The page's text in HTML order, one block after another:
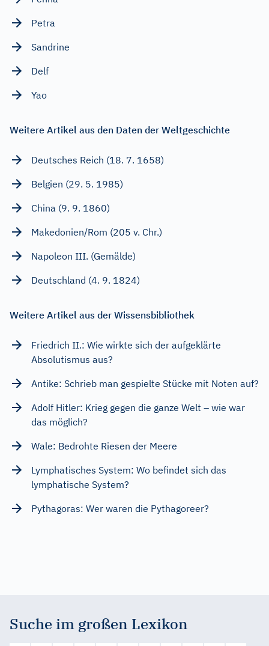
Petra
Sandrine
Delf
Yao
Weitere Artikel aus den Daten der Weltgeschichte
Deutsches Reich (18. 7. 1658)
Belgien (29. 5. 1985)
China (9. 9. 1860)
Makedonien/Rom (205 v. Chr.)
Napoleon III. (Gemälde)
Deutschland (4. 9. 1824)
Weitere Artikel aus der Wissensbibliothek
Friedrich II.: Wie wirkte sich der aufgeklärte
Absolutismus aus?
Antike: Schrieb man gespielte Stücke mit Noten auf?
Adolf Hitler: Krieg gegen die ganze Welt – wie war
das möglich?
Wale: Bedrohte Riesen der Meere
Lymphatisches System: Wo befindet sich das
lymphatische System?
Pythagoras: Wer waren die Pythagoreer?
Suche im großen Lexikon